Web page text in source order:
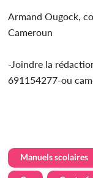
Armand Ougock,
Cameroun
-Joindre la
691154277-ou
Manuels scolaires